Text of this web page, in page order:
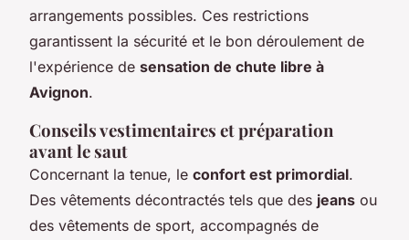
arrangements possibles. Ces restrictions
garantissent la sécurité et le bon déroulement de
l'expérience de sensation de chute libre à
Avignon.
Conseils vestimentaires et préparation
avant le saut
Concernant la tenue, le confort est primordial.
Des vêtements décontractés tels que des jeans ou
des vêtements de sport, accompagnés de